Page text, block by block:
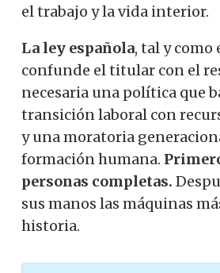
el trabajo y la vida interior.
La ley española, tal y como
confunde el titular con el
necesaria una política que
transición laboral con
y una moratoria
formación humana.
personas completas.
sus manos las máquinas
historia.